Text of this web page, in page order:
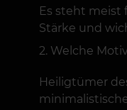
Es steht meist
Stärke und
Welche
Heiligtümer